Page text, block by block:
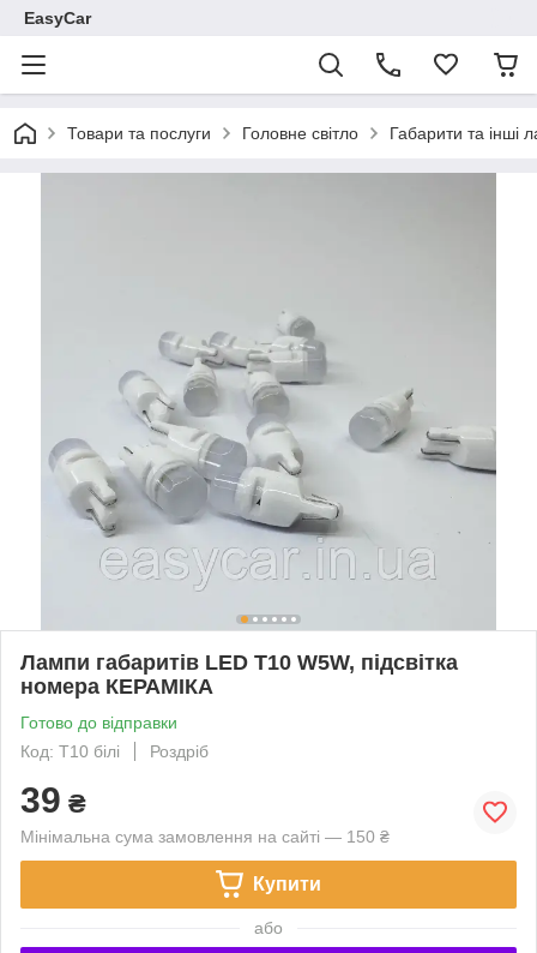
EasyCar
Товари та послуги Головне світло Габарити та інші
Лампи габаритів LED T10 W5W, підсвітка
номера КЕРАМІКА
Готово до відправки
Код: Т10 білі
Роздріб
39 ₴
Мінімальна сума замовлення на сайті — 150 ₴
Купити
або